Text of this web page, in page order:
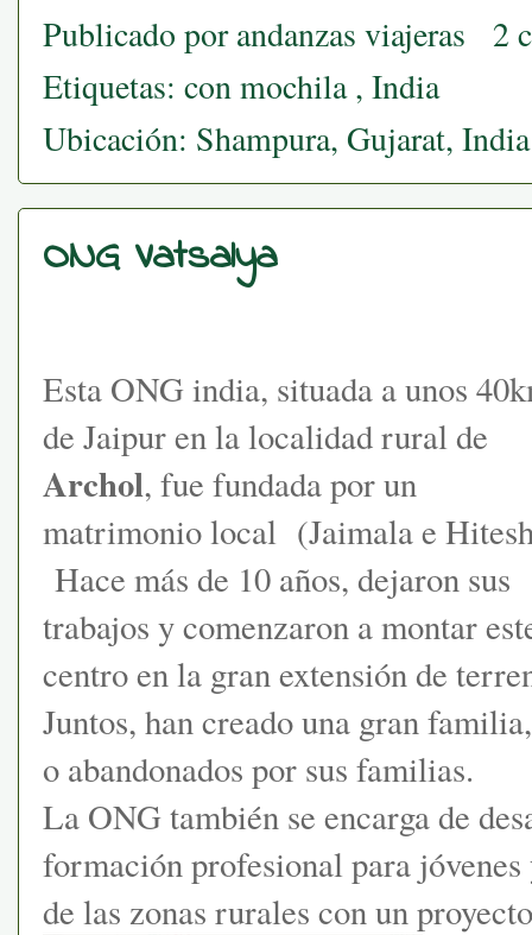
Publicado porandanzas viajeras
2
Etiquetas: con mochila, India
Ubicación: Shampura, Gujarat, India
ONG Vatsalya
Esta ONG india, situada a unos
de Jaipur en la localidad rural de
Archol, fue fundada por un
matrimonio local (Jaimala e
Hace más de 10 años, dejaron sus
trabajos y comenzaron a montar
centro en la gran extensión de
Juntos, han creado una gran
o abandonados por sus familias.
La ONG también se encarga de
formación profesional para
de las zonas rurales con un